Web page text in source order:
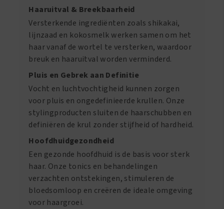
Haaruitval & Breekbaarheid
Versterkende ingrediënten zoals shikakai,
lijnzaad en kokosmelk werken samen om het
haar vanaf de wortel te versterken, waardoor
breuk en haaruitval worden verminderd.
Pluis en Gebrek aan Definitie
Vocht en luchtvochtigheid kunnen zorgen
voor pluis en ongedefinieerde krullen. Onze
stylingproducten sluiten de haarschubben en
definiëren de krul zonder stijfheid of hardheid.
Hoofdhuidgezondheid
Een gezonde hoofdhuid is de basis voor sterk
haar. Onze tonics en behandelingen
verzachten ontstekingen, stimuleren de
bloedsomloop en creëren de ideale omgeving
voor haargroei.